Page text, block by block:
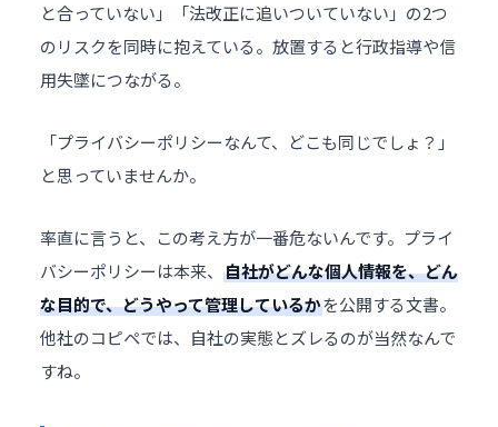
と合っていない」「法改正に追いついていない」の2つ
のリスクを同時に抱えている。放置すると行政指導や信
用失墜につながる。
「プライバシーポリシーなんて、どこも同じでしょ？」
と思っていませんか。
率直に言うと、この考え方が一番危ないんです。プライ
バシーポリシーは本来、 自社がどんな個人情報を、どん
な目的で、どうやって管理しているかを公開する文書。
他社のコピペでは、自社の実態とズレるのが当然なんで
すね。